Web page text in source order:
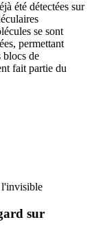
été détectées sur
se sont
permettant
blocs de
fait partie du
sur